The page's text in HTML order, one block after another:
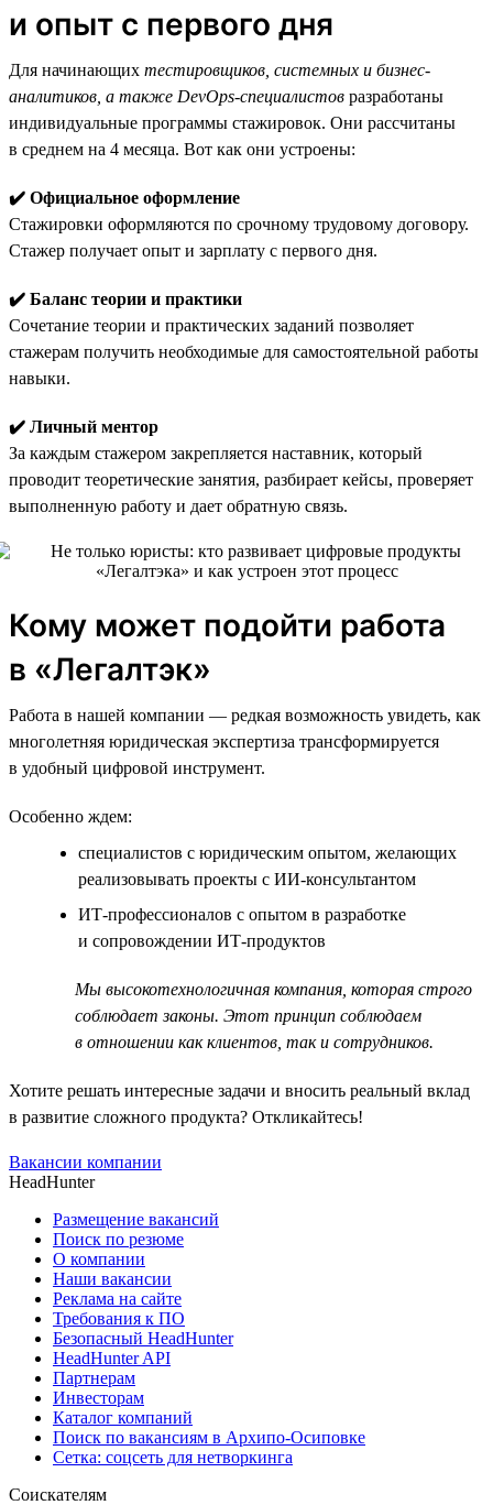
и опыт с первого дня
Для начинающих тестировщиков, системных и бизнес-
аналитиков, а также DevOps-специалистов разработаны
индивидуальные программы стажировок. Они рассчитаны
в среднем на 4 месяца. Вот как они устроены:
✔️ Официальное оформление
Стажировки оформляются по срочному трудовому договору.
Стажер получает опыт и зарплату с первого дня.
✔️ Баланс теории и практики
Сочетание теории и практических заданий позволяет
стажерам получить необходимые для самостоятельной работы
навыки.
✔️ Личный ментор
За каждым стажером закрепляется наставник, который
проводит теоретические занятия, разбирает кейсы, проверяет
выполненную работу и дает обратную связь.
Кому может подойти работа
в «Легалтэк»
Работа в нашей компании — редкая возможность увидеть, как
многолетняя юридическая экспертиза трансформируется
в удобный цифровой инструмент.
Особенно ждем:
специалистов с юридическим опытом, желающих
реализовывать проекты с ИИ-консультантом
ИТ-профессионалов с опытом в разработке
и сопровождении ИТ-продуктов
Мы высокотехнологичная компания, которая строго
соблюдает законы. Этот принцип соблюдаем
в отношении как клиентов, так и сотрудников.
Хотите решать интересные задачи и вносить реальный вклад
в развитие сложного продукта? Откликайтесь!
Вакансии компании
HeadHunter
Размещение вакансий
Поиск по резюме
О компании
Наши вакансии
Реклама на сайте
Требования к ПО
Безопасный HeadHunter
HeadHunter API
Партнерам
Инвесторам
Каталог компаний
Поиск по вакансиям в Архипо-Осиповке
Сетка: соцсеть для нетворкинга
Соискателям